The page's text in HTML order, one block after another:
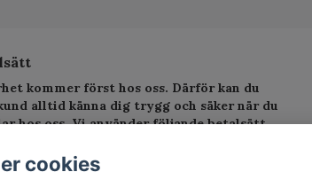
kommer först hos oss. Därför kan du
alltid känna dig trygg och säker när du
hos oss. Vi använder följande betalsätt.
cookies